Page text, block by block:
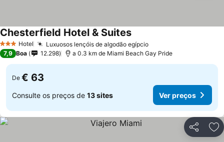
3 EstrelasHotel Luxuosos lençóis de algodão egípcioVer preços
Chesterfield Hotel & SuitesVer preços
7,9 Boa 12.298 a 0.3 km de Miami Beach Gay Pride
De € 63
Consulte os preços de 13 sites Ver preços
Partilhar